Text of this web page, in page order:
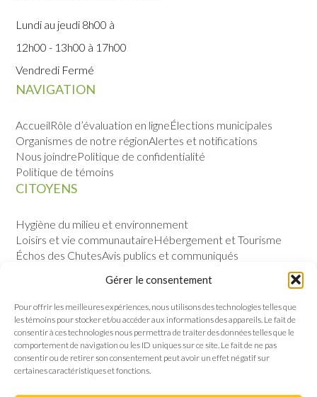
Gérer le consentement
Pour offrir les meilleures expériences, nous utilisons des technologies telles que
les témoins pour stocker et/ou accéder aux informations des appareils. Le fait de
consentir à ces technologies nous permettra de traiter des données telles que le
comportement de navigation ou les ID uniques sur ce site. Le fait de ne pas
consentir ou de retirer son consentement peut avoir un effet négatif sur
certaines caractéristiques et fonctions.
NAVIGATION
AccueilRôle d’évaluation en ligneÉlections municipales
Organismes de notre régionAlertes et notifications
Nous joindrePolitique de confidentialité
Politique de témoins
CITOYENS
Hygiène du milieu et environnement
Loisirs et vie communautaireHébergement et Tourisme
Échos des ChutesAvis publics et communiqués
Notre histoirePermis et règlements
Politique de gestion contractuelleConseil municipal
Lundi au jeudi 8h00 à
12h00 - 13h00 à 17h00
Vendredi Fermé